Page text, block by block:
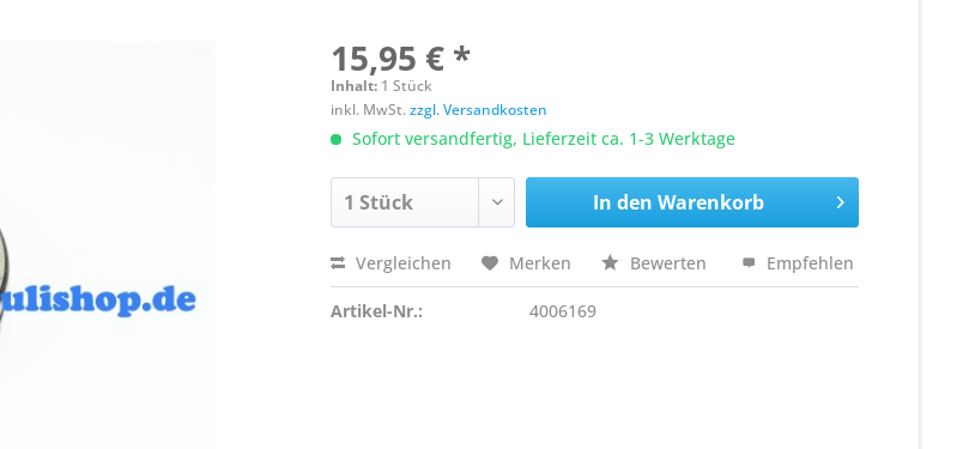
15,95 € *
Inhalt: 1 Stück
inkl. MwSt.zzgl. Versandkosten
Sofort versandfertig, Lieferzeit ca. 1-3 Werktage
In den Warenkorb
Vergleichen Merken Bewerten Empfehlen
Artikel-Nr.: 4006169